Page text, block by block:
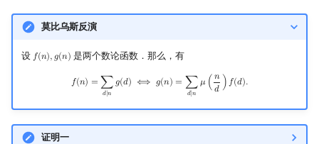
莫比乌斯反演
设 𝑓(𝑛),𝑔(𝑛)
f(n),g (n) 是两个数论函数．那么，有
𝑓(𝑛) = ∑
𝑑∣𝑛
𝑔(𝑑) ⟺ 𝑔(𝑛) = ∑
𝑑∣𝑛
𝜇 ( 𝑛
𝑑 )𝑓(𝑑).
f (n )=∑d ∣ng(d )⟺ g(n)= ∑d∣nμ (n d )f( d ).
证明一